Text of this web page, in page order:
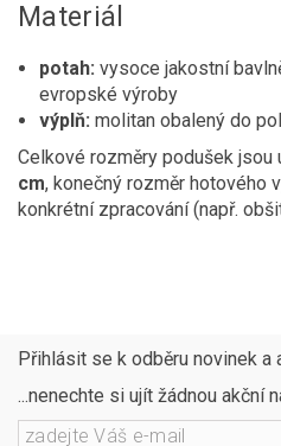
Materiál
potah: vysoce jakostní
evropské výroby
výplň: molitan obalený do
Celkové rozměry podušek jsou
cm, konečný rozměr hotového
konkrétní zpracování (např.
Přihlásit se k odběru novinek a
...nenechte si ujít žádnou akční